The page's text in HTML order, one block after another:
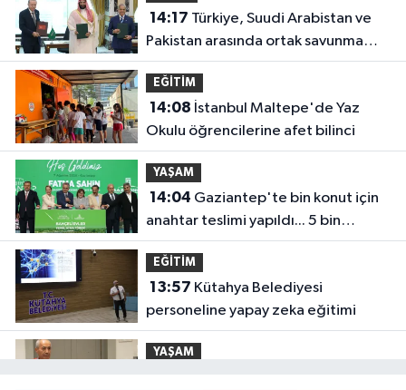
14:17
Pakistan arasında ortak savunma
anlaşması imzalandı
EĞİTİM
14:08
Okulu öğrencilerine afet bilinci
YAŞAM
14:04
anahtar teslimi yapıldı... 5 bin
konutluk projeye temel
EĞİTİM
13:57
personeline yapay zeka eğitimi
YAŞAM